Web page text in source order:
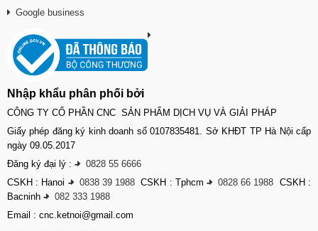
Google business
Nhập khẩu phân phối bởi
CÔNG TY CỔ PHẦN CNC SẢN PHẨM DỊCH VỤ VÀ GIẢI PHÁP
Giấy phép đăng ký kinh doanh số 0107835481. Sở KHĐT TP Hà Nội cấp
ngày 09.05.2017
Đăng ký đại lý : -
0828 55 6666
CSKH : Hanoi - 0838 39 1988 CSKH : Tphcm- 0828 66 1988 CSKH :
Bacninh -
082 333 1988
Email : cnc.ketnoi@gmail.com